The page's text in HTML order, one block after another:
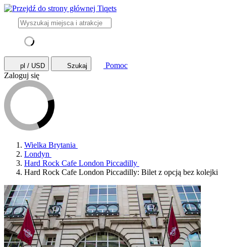
pl / USD Szukaj
Pomoc
Zaloguj się
Wielka Brytania
Londyn
Hard Rock Cafe London Piccadilly
Hard Rock Cafe London Piccadilly: Bilet z opcją bez kolejki